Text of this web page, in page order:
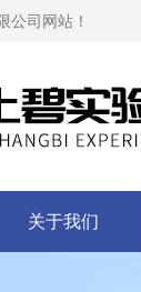
公司网站！
关于我们